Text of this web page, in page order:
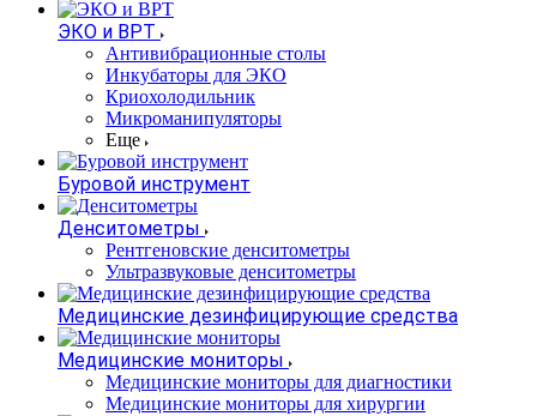
ЭКО и ВРТ
Антивибрационные столы
Инкубаторы для ЭКО
Криохолодильник
Микроманипуляторы
Еще
Буровой инструмент
Денситометры
Рентгеновские денситометры
Ультразвуковые денситометры
Медицинские дезинфицирующие средства
Медицинские мониторы
Медицинские мониторы для диагностики
Медицинские мониторы для хирургии